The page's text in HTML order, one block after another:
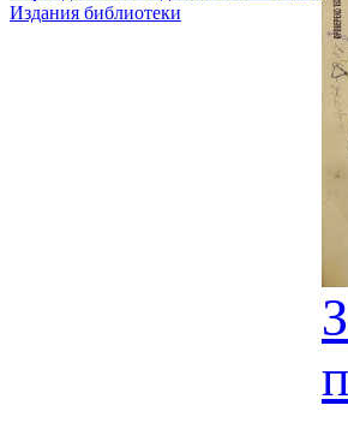
Издания библиотеки